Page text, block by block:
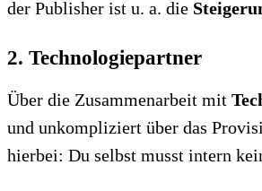
der Publisher ist u. a. die
2. Technologiepartner
Über die Zusammenarbeit mit
und unkompliziert über das
hierbei: Du selbst musst intern